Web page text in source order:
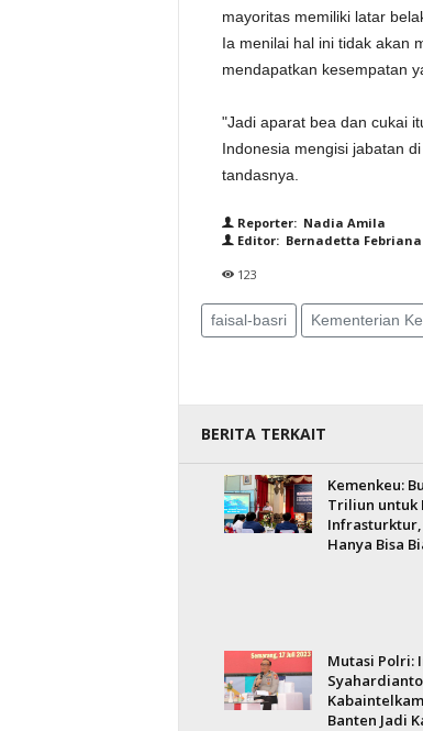
mayoritas memiliki latar
Ia menilai hal ini tidak akan
mendapatkan kesempatan
"Jadi aparat bea dan cukai
Indonesia mengisi jabatan
tandasnya.
Reporter: Nadia Amila
Editor: Bernadetta Febriana
123
faisal-basri Kementerian
BERITA TERKAIT
Kemenkeu:
Triliun untuk
Infrasturktur,
Hanya Bisa
Mutasi Polri:
Banten Jadi